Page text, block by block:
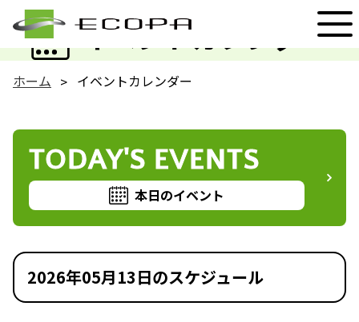
イベントカレンダー
EVENT
ホーム イベントカレンダー
TODAY'S EVENTS
本日のイベント
2026年05月13日のスケジュール